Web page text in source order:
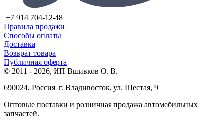
+7 914 704-12-48
Правила продажи
Способы оплаты
Доставка
Возврат товара
Публичная оферта
© 2011 - 2026, ИП Вшивков О. В.
690024, Россия, г. Владивосток, ул. Шестая, 9
Оптовые поставки и розничная продажа автомобильных
запчастей.